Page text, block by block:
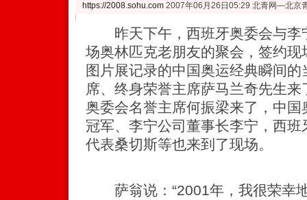
https://2008.sohu.com 2007年06月26日05:29 北青网—北京
昨天下午，西班牙奥委会与李
场奥林匹克老朋友的聚会，签约
图片展记录的中国奥运经典瞬间
席、终身荣誉主席萨马兰奇先生
奥委会名誉主席何振梁来了，中
冠军、李宁公司董事长李宁，西
代表桑切斯等也来到了现场。
萨翁说：“2001年，我很荣幸